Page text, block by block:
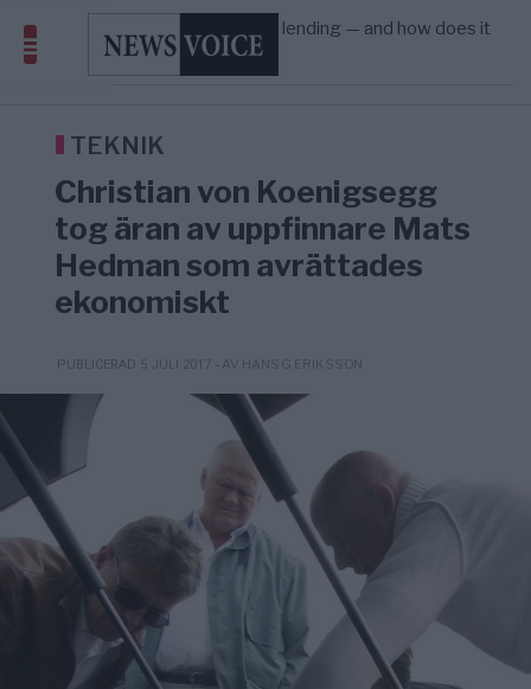
09:12
What is P2B lending — and how does it
differ from P2P?
KRIG & FRED
Richard D. Wolff: Därför provocerar
Överger tanken om ett ...
TEKNIK
Christian von Koenigsegg
tog äran av uppfinnare Mats
Hedman som avrättades
ekonomiskt
PUBLICERAD 5 JULI 2017 - AV HANS G ERIKSSON